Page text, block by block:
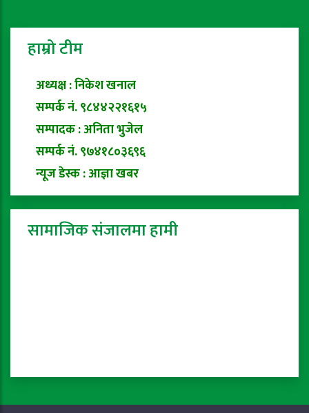
हाम्रो टीम
अध्यक्ष : निकेश खनाल
सम्पर्क नं. ९८४४२२१६१५
सम्पादक : अनिता भुजेल
सम्पर्क नं. ९७४१८०३६९६
न्यूज डेस्क : आज्ञा खबर
सामाजिक संजालमा हामी